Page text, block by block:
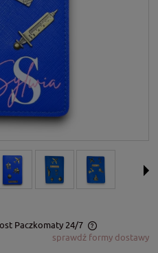
Paczkomaty 24/7
płatnościsprawdź formy dostawy